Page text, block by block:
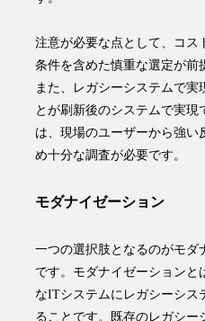
注意が必要な点として、
コス
条件を含めた慎重な選定が前
また、レガシーシステムで実
とが刷新後のシステムで実現
は、現場のユーザーから強い
め十分な調査が必要です。
モダナイゼーション
一つの選択肢となるのがモダ
です。モダナイゼーションと
なITシステムにレガシーシス
ること です。既存のレガシー